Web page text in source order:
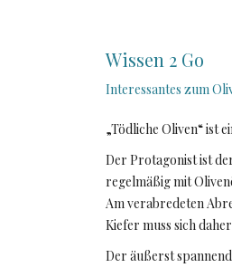
Wissen 2 Go
Interessantes zum
„Tödliche Oliven“ ist
Der Protagonist ist
regelmäßig mit
Am verabredeten
Kiefer muss sich
Der äußerst